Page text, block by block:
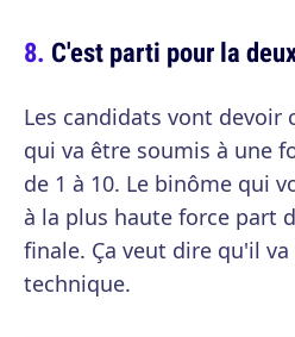
C'est parti pour la
Les candidats vont devoir
qui va être soumis à une
de 1 à 10. Le binôme qui
à la plus haute force part
finale. Ça veut dire qu'il
technique.